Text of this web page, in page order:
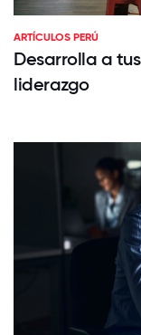
ARTÍCULOS PERÚ
Desarrolla a
liderazgo